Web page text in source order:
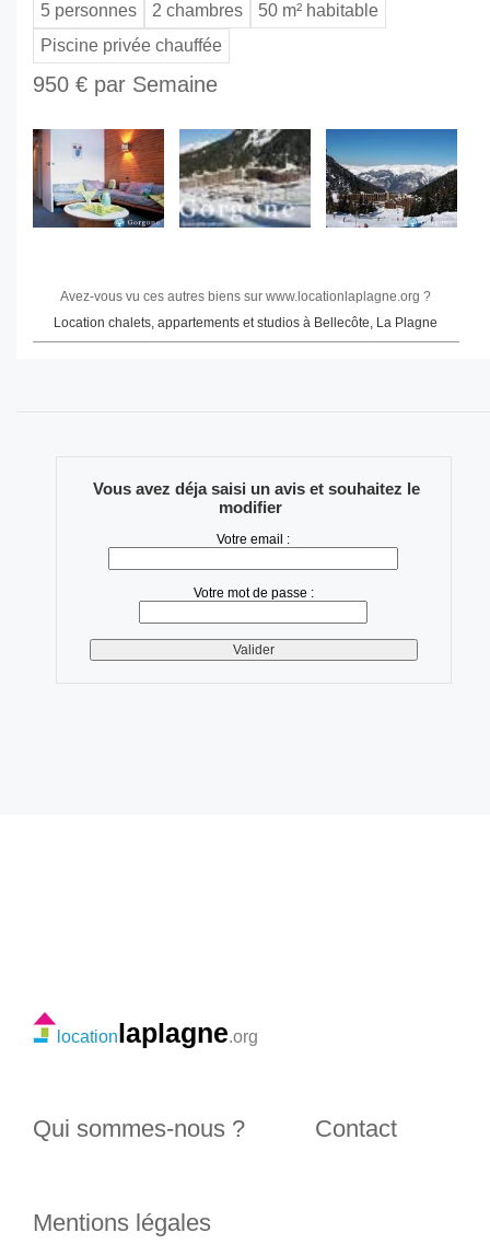
5 personnes 2 chambres
50 m² habitable
Piscine privée chauffée
950 € par Semaine
Avez-vous vu ces autres biens sur www.locationlaplagne.org ?
Location chalets, appartements et studios à Bellecôte, La Plagne
Vous avez déja saisi un avis et souhaitez le
modifier
Votre email :
Votre mot de passe :
locationlaplagne.org
Qui sommes-nous ? Contact
Mentions légales